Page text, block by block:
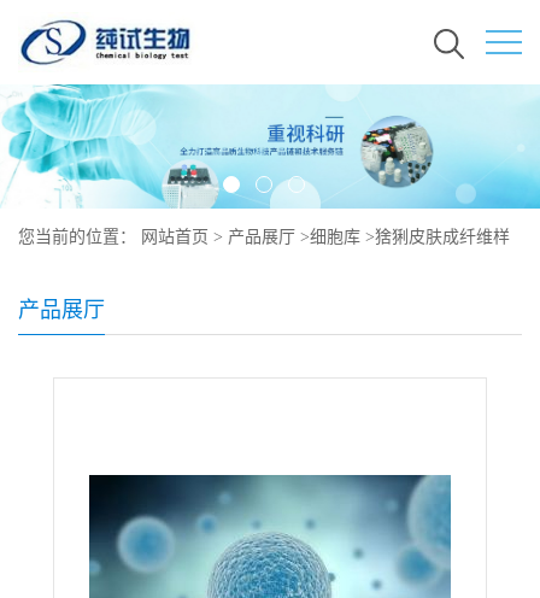
您当前的位置： 网站首页 > 产品展厅 >细胞库 >猞猁皮肤成纤维样
产品展厅